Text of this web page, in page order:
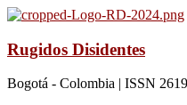
Rugidos Disidentes
Bogotá - Colombia | ISSN